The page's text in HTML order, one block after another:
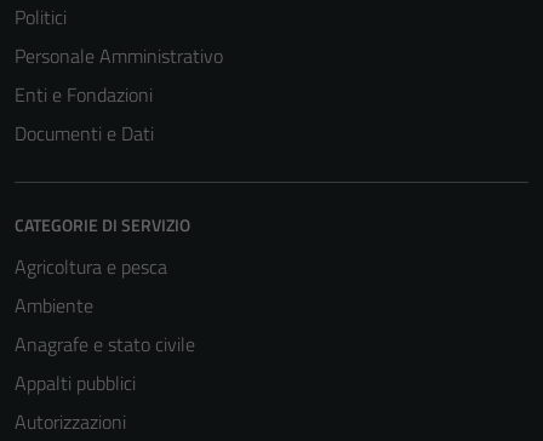
Politici
Personale Amministrativo
Enti e Fondazioni
Documenti e Dati
CATEGORIE DI SERVIZIO
Agricoltura e pesca
Ambiente
Anagrafe e stato civile
Appalti pubblici
Autorizzazioni